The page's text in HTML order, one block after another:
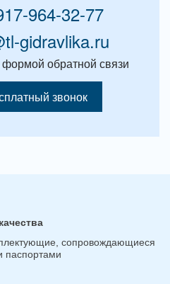
964-32-77
gidravlika.ru
формой обратной связи
звонок
сопровождающиеся
паспортами